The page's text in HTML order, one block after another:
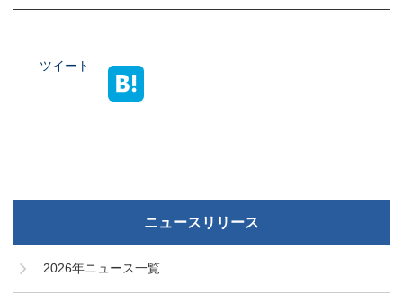
ツイート
ニュースリリース
2026年ニュース一覧